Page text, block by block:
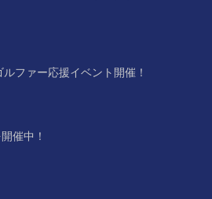
ファー応援イベント開催！
催中！